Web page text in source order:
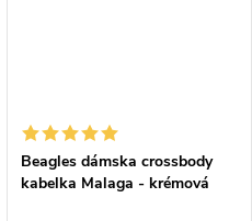
Beagles dámska crossbody
kabelka Malaga - krémová